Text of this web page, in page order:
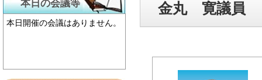
本日の会議等
本日開催の会議はありません。
金丸 寛議員